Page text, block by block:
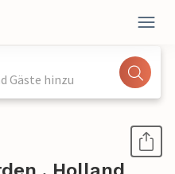
Gäste hinzu